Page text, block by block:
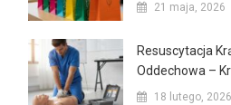
21 maja, 2026
Resuscytacja
Oddechowa –
18 lutego, 2026